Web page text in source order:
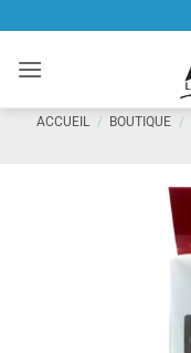
contenu
ACCUEIL / BOUTIQUE /